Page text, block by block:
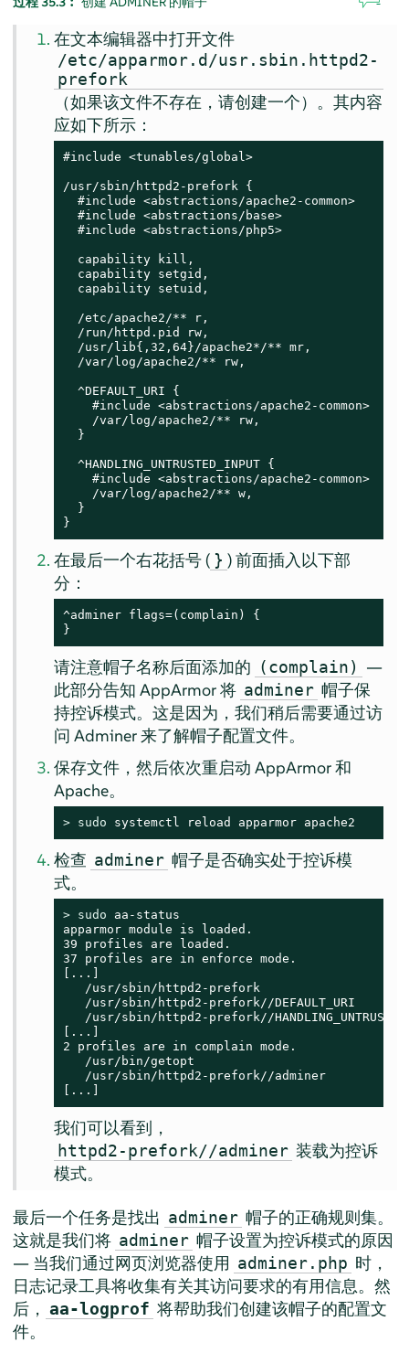
在文本编辑器中打开文件
/etc/apparmor.d/usr.sbin.httpd2-
prefork
（如果该文件不存在，请创建一个）。其内容
应如下所示：
#include <tunables/global>
/usr/sbin/httpd2-prefork {
  #include <abstractions/apache2-common>
  #include <abstractions/base>
  #include <abstractions/php5>
  capability kill,
  capability setgid,
  capability setuid,
  /etc/apache2/** r,
  /run/httpd.pid rw,
  /usr/lib{,32,64}/apache2*/** mr,
  /var/log/apache2/** rw,
  ^DEFAULT_URI {
    #include <abstractions/apache2-common>
    /var/log/apache2/** rw,
  }
  ^HANDLING_UNTRUSTED_INPUT {
    #include <abstractions/apache2-common>
    /var/log/apache2/** w,
  }
}
在最后一个右花括号 ( } ) 前面插入以下部
分：
^adminer flags=(complain) {
}
请注意帽子名称后面添加的 (complain)
—
此部分告知AppArmor将 adminer 帽子保
持控诉模式。这是因为，我们稍后需要通过访
问 Adminer 来了解帽子配置文件。
保存文件，然后依次重启动AppArmor和
Apache。
> sudo systemctl reload apparmor apache2
检查 adminer 帽子是否确实处于控诉模
式。
> sudo aa-status
apparmor module is loaded.
39 profiles are loaded.
37 profiles are in enforce mode.
[...]
   /usr/sbin/httpd2-prefork
   /usr/sbin/httpd2-prefork//DEFAULT_URI
/usr/sbin/httpd2-prefork//
[...]
2 profiles are in complain mode.
   /usr/bin/getopt
   /usr/sbin/httpd2-prefork//adminer
[...]
我们可以看到，
httpd2-prefork//adminer 装载为控诉
模式。
最后一个任务是找出 adminer 帽子的正确规则集。
这就是我们将 adminer 帽子设置为控诉模式的原因
— 当我们通过网页浏览器使用 adminer.php 时，
日志记录工具将收集有关其访问要求的有用信息。然
后， aa-logprof 将帮助我们创建该帽子的配置文
件。